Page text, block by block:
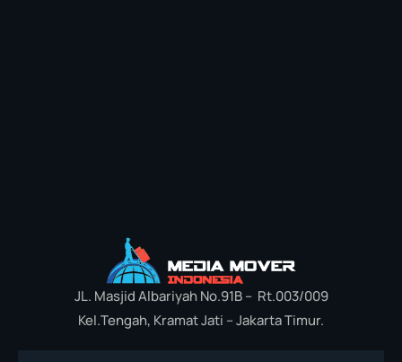
JL. Masjid Albariyah No.91B – Rt.003/009
Kel.Tengah, Kramat Jati – Jakarta Timur.